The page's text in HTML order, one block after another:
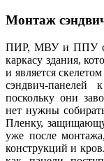
Монтаж
ПИР, МВУ и ППУ
каркасу здания,
и является
сэндвич-панелей
поскольку они
нет нужны
Пленку,
уже после
конструкций и